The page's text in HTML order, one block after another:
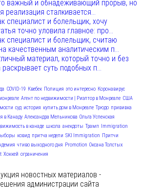
важный и обнадеживающий прорыв, но
реализация сталкивается...
специалист и болельщик, хочу
точно уловила главное: про...
специалист и болельщик, считаю
качественным аналитическим п...
материал, который точно и без
суть подобных п...
COVID-19 Квебек Полиция это интересно Коронавирус
Агент по недвижимости | Риэлтор в Монреале США
суд история купить дом в Монреале Трюдо прививка
в Канаду Александра Мельникова Ольга Успенская
в канаде школа анекдоты Трамп
Immigration
ковид притча недели SKI Immigration Притчи
чтиво выходного дня Promotion Оксана Толстых
Хоккей ограничения
новостных материалов -
администрации сайта